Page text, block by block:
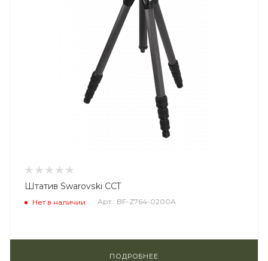
Штатив Swarovski CCT
Нет в наличии Арт.: BF-Z764-0200A
ПОДРОБНЕЕ